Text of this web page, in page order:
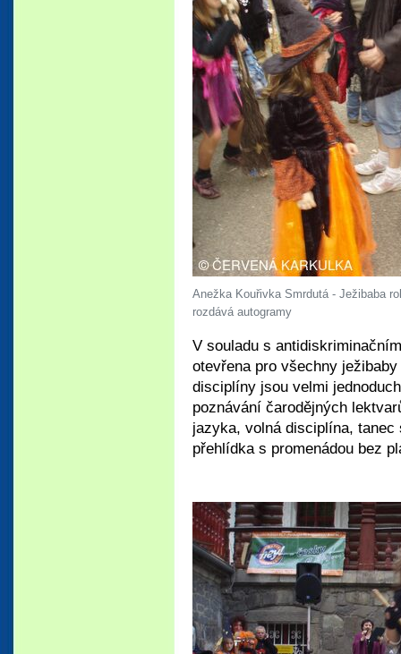
Anežka Kouřivka Smrdutá - Ježibaba
rozdává autogramy
V souladu s
otevřena pro všechny
disciplíny jsou velmi
poznávání čarodějných
jazyka, volná disciplína,
přehlídka s promenádou bez